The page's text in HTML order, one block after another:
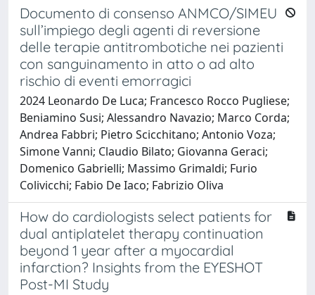
Documento di consenso ANMCO/SIMEU
sull’impiego degli agenti di reversione
delle terapie antitrombotiche nei pazienti
con sanguinamento in atto o ad alto
rischio di eventi emorragici
2024 Leonardo De Luca; Francesco Rocco Pugliese;
Beniamino Susi; Alessandro Navazio; Marco Corda;
Andrea Fabbri; Pietro Scicchitano; Antonio Voza;
Simone Vanni; Claudio Bilato; Giovanna Geraci;
Domenico Gabrielli; Massimo Grimaldi; Furio
Colivicchi; Fabio De Iaco; Fabrizio Oliva
How do cardiologists select patients for
dual antiplatelet therapy continuation
beyond 1 year after a myocardial
infarction? Insights from the EYESHOT
Post-MI Study